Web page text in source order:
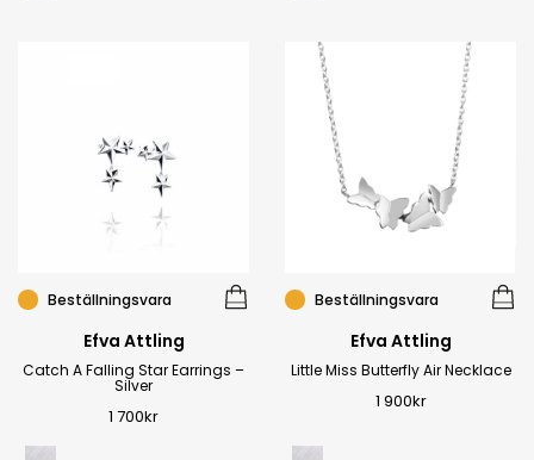
Beställningsvara
Efva Attling
Catch A Falling Star Earrings –
Silver
1 700kr
Beställningsvara
Efva Attling
Little Miss Butterfly Air Necklace
1 900kr